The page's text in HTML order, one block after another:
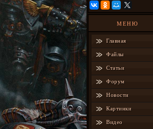
МЕНЮ
Главная
Файлы
Статьи
Форум
Новости
Картинки
Видео